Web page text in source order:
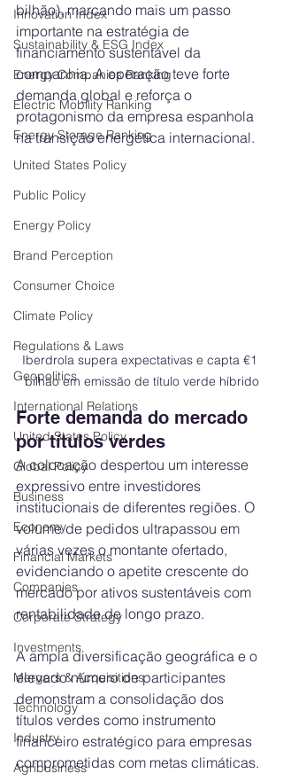
Innovation Index
Sustainability & ESG Index
Energy Companies Ranking
Electric Mobility Ranking
Energy Storage Ranking
United States Policy
Public Policy
Energy Policy
Brand Perception
Consumer Choice
Climate Policy
Regulations & Laws
Geopolitics
International Relations
United States Policy
Global Policy
Business
Economy
Financial Markets
Companies
Corporate Strategy
Investments
Mergers & Acquisitions
Technology
Industry
Agribusiness
bilhão), marcando mais um passo
importante na estratégia de
financiamento sustentável da
companhia. A operação teve forte
demanda global e reforça o
protagonismo da empresa espanhola
na transição energética internacional.
Iberdrola supera expectativas e capta €1
bilhão em emissão de título verde híbrido
Forte demanda do mercado
por títulos verdes
A colocação despertou um interesse
expressivo entre investidores
institucionais de diferentes regiões. O
volume de pedidos ultrapassou em
várias vezes o montante ofertado,
evidenciando o apetite crescente do
mercado por ativos sustentáveis com
rentabilidade de longo prazo.
A ampla diversificação geográfica e o
elevado número de participantes
demonstram a consolidação dos
títulos verdes como instrumento
financeiro estratégico para empresas
comprometidas com metas climáticas.